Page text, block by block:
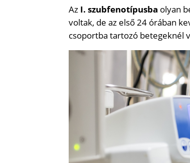
Az I. szubfenotípusba olyan
voltak, de az első 24 órában
csoportba tartozó betegeknél